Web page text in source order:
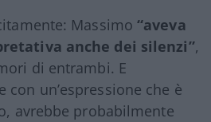
Massimo “aveva
anche dei silenzi”,
di entrambi. E
un’espressione che è
avrebbe probabilmente